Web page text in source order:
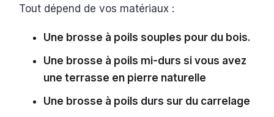
Tout dépend de vos matériaux :
Une brosse à poils souples pour du bois.
Une brosse à poils mi-durs si vous avez
une terrasse en pierre naturelle
Une brosse à poils durs sur du carrelage